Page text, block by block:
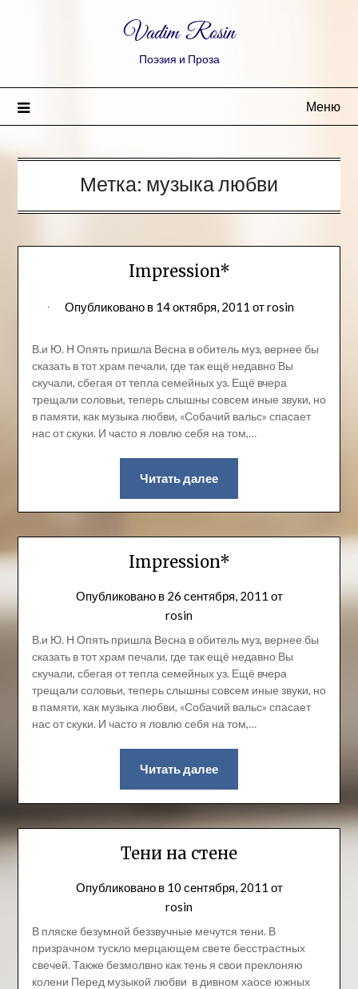
Vadim Rosin
Поэзия и Проза
Меню
Метка: музыка любви
Impression*
Опубликовано в 14 октября, 2011 отrosin
В.и Ю. Н Опять пришла Весна в обитель муз, вернее бы
сказать в тот храм печали, где так ещё недавно Вы
скучали, сбегая от тепла семейных уз. Ещё вчера
трещали соловьи, теперь слышны совсем иные звуки, но
в памяти, как музыка любви, «Собачий вальс» спасает
нас от скуки. И часто я ловлю себя на том,…
Читать далее
Impression*
Опубликовано в 26 сентября, 2011 от
rosin
В.и Ю. Н Опять пришла Весна в обитель муз, вернее бы
сказать в тот храм печали, где так ещё недавно Вы
скучали, сбегая от тепла семейных уз. Ещё вчера
трещали соловьи, теперь слышны совсем иные звуки, но
в памяти, как музыка любви, «Собачий вальс» спасает
нас от скуки. И часто я ловлю себя на том,…
Читать далее
Тени на стене
Опубликовано в 10 сентября, 2011 от
rosin
В пляске безумной беззвучные мечутся тени. В
призрачном тускло мерцающем свете бесстрастных
свечей. Также безмолвно как тень я свои преклоняю
колени Перед музыкой любви в дивном хаосе южных